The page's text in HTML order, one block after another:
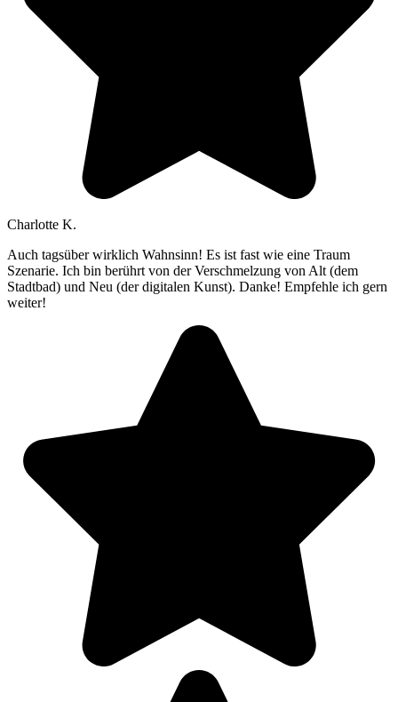
Charlotte K.
Auch tagsüber wirklich Wahnsinn! Es ist fast wie eine Traum
Szenarie. Ich bin berührt von der Verschmelzung von Alt (dem
Stadtbad) und Neu (der digitalen Kunst). Danke! Empfehle ich gern
weiter!